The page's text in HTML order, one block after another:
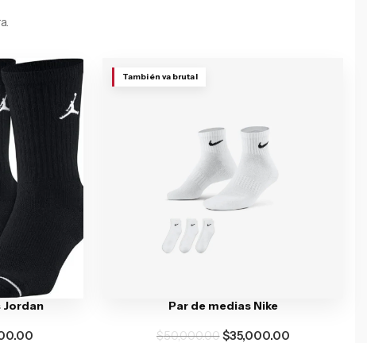
Jordan
También va brutal
Par de medias Nike
$50,000.00$35,000.00